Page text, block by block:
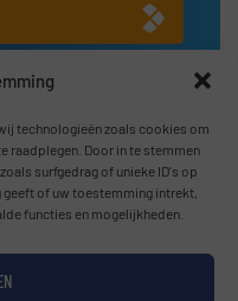
technologieën zoals cookies om
raadplegen. Door in te stemmen
surfgedrag of unieke ID's op
geeft of uw toestemming intrekt,
functies en mogelijkheden.